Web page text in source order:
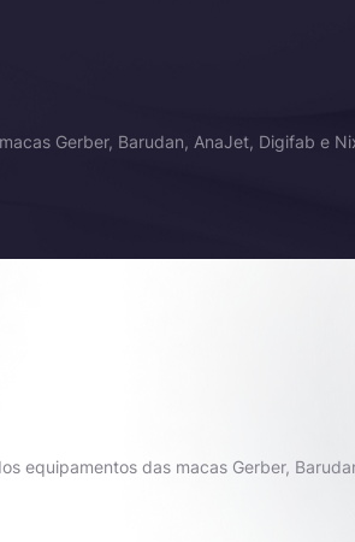
Gerber, Barudan, AnaJet, Digifab e
equipamentos das macas Gerber,